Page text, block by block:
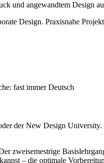
und angewandtem Design
Design. Praxisnahe
fast immer Deutsch
der New Design
zweisemestrige
– die optimale